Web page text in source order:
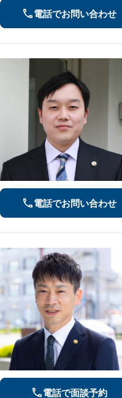
電話でお問い合わせ
電話でお問い合わせ
電話で面談予約